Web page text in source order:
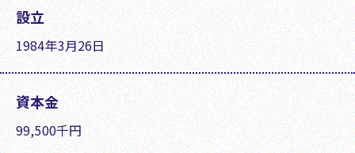
設立
1984年3月26日
資本金
99,500千円